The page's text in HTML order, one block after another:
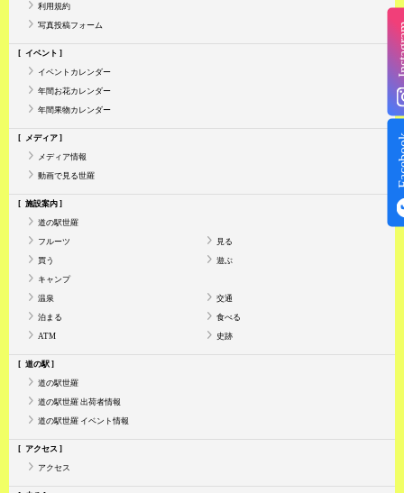
利用規約
写真投稿フォーム
イベント
イベントカレンダー
年間お花カレンダー
年間果物カレンダー
メディア
メディア情報
動画で見る世羅
施設案内
道の駅世羅
フルーツ 見る
買う 遊ぶ
キャンプ
温泉 交通
泊まる 食べる
ATM 史跡
道の駅
道の駅世羅
道の駅世羅 出荷者情報
道の駅世羅 イベント情報
アクセス
アクセス